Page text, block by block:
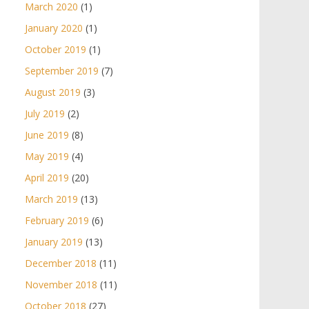
March 2020 (1)
January 2020 (1)
October 2019 (1)
September 2019 (7)
August 2019 (3)
July 2019 (2)
June 2019 (8)
May 2019 (4)
April 2019 (20)
March 2019 (13)
February 2019 (6)
January 2019 (13)
December 2018 (11)
November 2018 (11)
October 2018 (27)